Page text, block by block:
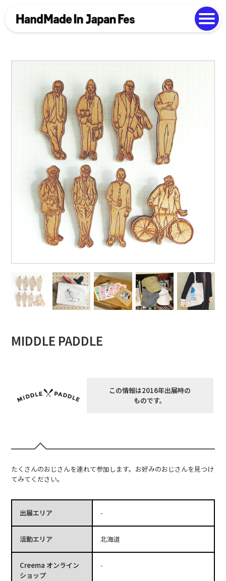
Photo Gallery
MIDDLE PADDLE
この情報は2016年出展時の
ものです。
たくさんのおじさんを連れて参加します。お好みのおじさんを見つけ
てみてください。
出展エリア -
活動エリア 北海道
Creema オンライン
ショップ
-